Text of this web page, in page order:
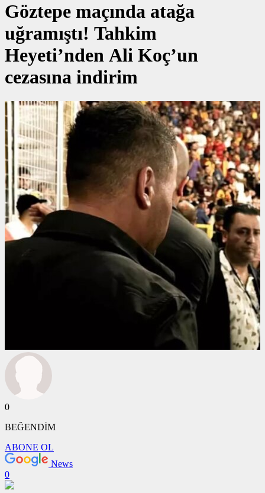
Göztepe maçında atağa
uğramıştı! Tahkim
Heyeti’nden Ali Koç’un
cezasına indirim
0
BEĞENDİM
ABONE OL
News
0